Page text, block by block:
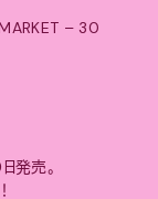
– 30
発売。